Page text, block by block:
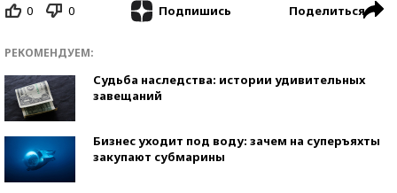
0 0 Подпишись Поделиться
РЕКОМЕНДУЕМ:
Судьба наследства: истории удивительных
завещаний
Бизнес уходит под воду: зачем на суперъяхты
закупают субмарины